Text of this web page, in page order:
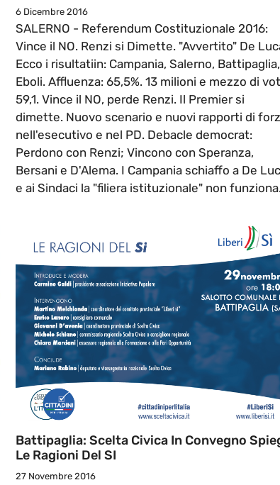
6 Dicembre 2016
SALERNO - Referendum Costituzionale 2016:
Vince il NO. Renzi si Dimette. "Avvertito" De
Ecco i risultatiin: Campania, Salerno, Battipaglia,
Eboli. Affluenza: 65,5%. 13 milioni e mezzo di
59,1. Vince il NO, perde Renzi. Il Premier si
dimette. Nuovo scenario e nuovi rapporti di
nell'esecutivo e nel PD. Debacle democrat:
Perdono con Renzi; Vincono con Speranza,
Bersani e D'Alema. I Campania schiaffo a De
e ai Sindaci la "filiera istituzionale" non
Battipaglia: Scelta Civica In Convegno
Le Ragioni Del SI
27 Novembre 2016